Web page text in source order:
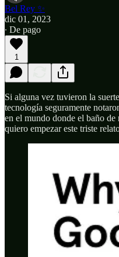
Bel Rey ✨
dic 01, 2023
∙ De pago
1
Si alguna vez tuvieron la
tecnología seguramente
en el mundo donde el baño
quiero empezar este triste